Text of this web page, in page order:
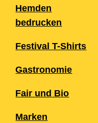
Hemden
bedrucken
Festival T-Shirts
Gastronomie
Fair und Bio
Marken